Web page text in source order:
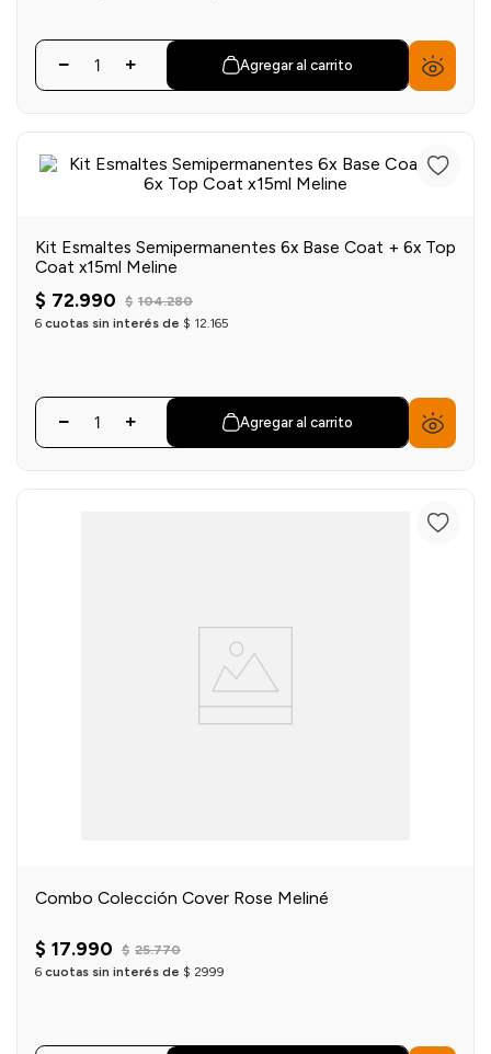
Agregar al carrito
Kit Esmaltes Semipermanentes 6x Base Coat + 6x Top
Coat x15ml Meline
$ 72.990 $ 104.280
6 cuotas sin interés de $ 12.165
Agregar al carrito
Combo Colección Cover Rose Meliné
$ 17.990 $ 25.770
6 cuotas sin interés de $ 2999